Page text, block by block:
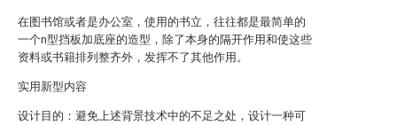
在图书馆或者是办公室，使用的书立，往往都是最简单的
一个n型挡板加底座的造型，除了本身的隔开作用和使这些
资料或书籍排列整齐外，发挥不了其他作用。
实用新型内容
设计目的：避免上述背景技术中的不足之处，设计一种可